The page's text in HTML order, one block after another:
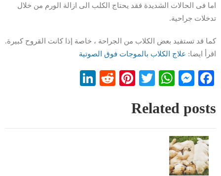
اما فى الحالات الشديدة فقد يحتاج الكلب الى ازالة الورم من خلال
تدخلات جراحية.
كما قد تستفيد بعض الكلاب من الجراحة ، خاصة إذا كانت القروح كبيرة.
اقرأ ايضا: علاج الكلاب بالموجات فوق الصوتية
Facebook
Messenger
WhatsApp
Twitter
Pinterest
Reddit
Related posts